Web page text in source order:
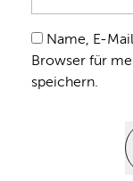
Name, E-
Browser für
speichern.